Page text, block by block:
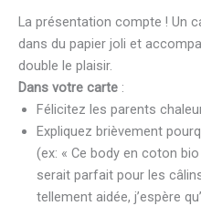
La présentation compte ! Un
dans du papier joli et
double le plaisir.
Dans votre carte :
Félicitez les parents
Expliquez brièvement
(ex: « Ce body en coton bio
serait parfait pour les
tellement aidée, j’espère